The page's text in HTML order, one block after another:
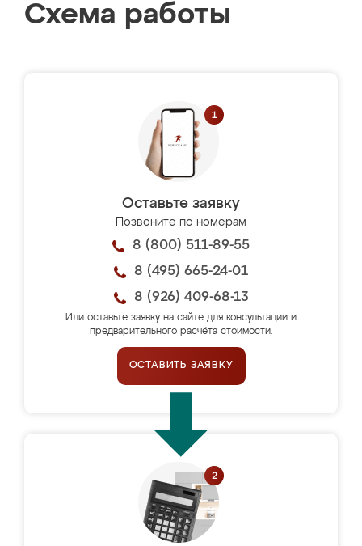
Схема работы
Оставьте заявку
Позвоните по номерам
8 (800) 511-89-55
8 (495) 665-24-01
8 (926) 409-68-13
Или оставьте заявку на сайте для консультации и
предварительного расчёта стоимости.
ОСТАВИТЬ ЗАЯВКУ